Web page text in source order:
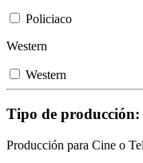
Policiaco
Western
Western
Tipo de producción:
Producción para Cine o